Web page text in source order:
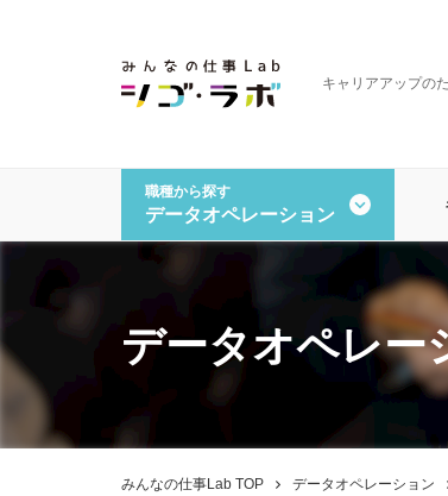
キャリアアップの
職種から探す
データオペレーション
データオペレー
みんなの仕事Lab TOP データオペレーション